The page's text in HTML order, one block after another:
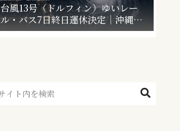
台風13号（ドルフィン）ゆいレー
ル・バス7日終日運休決定｜沖縄本
島の暴風域はいつまで？休業情報ま